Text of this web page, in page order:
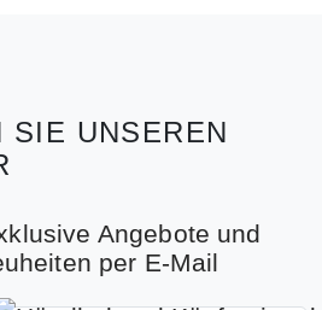
SIE UNSEREN
Angebote und
per E-Mail